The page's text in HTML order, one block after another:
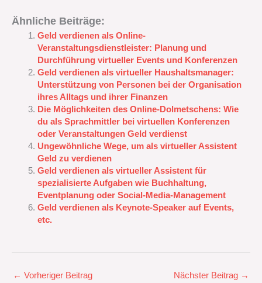
Ähnliche Beiträge:
Geld verdienen als Online-
Veranstaltungsdienstleister: Planung und
Durchführung virtueller Events und Konferenzen
Geld verdienen als virtueller Haushaltsmanager:
Unterstützung von Personen bei der Organisation
ihres Alltags und ihrer Finanzen
Die Möglichkeiten des Online-Dolmetschens: Wie
du als Sprachmittler bei virtuellen Konferenzen
oder Veranstaltungen Geld verdienst
Ungewöhnliche Wege, um als virtueller Assistent
Geld zu verdienen
Geld verdienen als virtueller Assistent für
spezialisierte Aufgaben wie Buchhaltung,
Eventplanung oder Social-Media-Management
Geld verdienen als Keynote-Speaker auf Events,
etc.
← Vorheriger Beitrag Nächster Beitrag →